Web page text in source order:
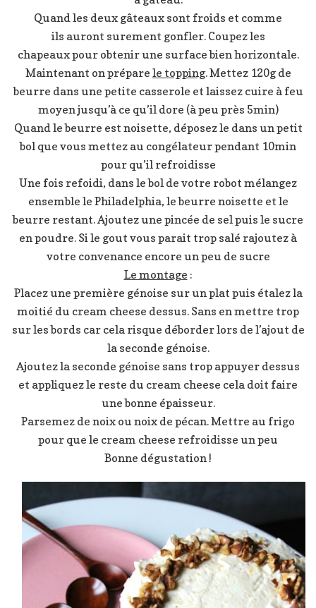
Quand les deux gâteaux sont froids et comme
ils auront surement gonfler. Coupez les
chapeaux pour obtenir une surface bien horizontale.
Maintenant on prépare le topping. Mettez 120g de
beurre dans une petite casserole et laissez cuire à feu
moyen jusqu’à ce qu’il dore (à peu près 5min)
Quand le beurre est noisette, déposez le dans un petit
bol que vous mettez au congélateur pendant 10min
pour qu’il refroidisse
Une fois refoidi, dans le bol de votre robot mélangez
ensemble le Philadelphia, le beurre noisette et le
beurre restant. Ajoutez une pincée de sel puis le sucre
en poudre. Si le gout vous parait trop salé rajoutez à
votre convenance encore un peu de sucre
Le montage :
Placez une première génoise sur un plat puis étalez la
moitié du cream cheese dessus. Sans en mettre trop
sur les bords car cela risque déborder lors de l’ajout de
la seconde génoise.
Ajoutez la seconde génoise sans trop appuyer dessus
et appliquez le reste du cream cheese cela doit faire
une bonne épaisseur.
Parsemez de noix ou noix de pécan. Mettre au frigo
pour que le cream cheese refroidisse un peu
Bonne dégustation !